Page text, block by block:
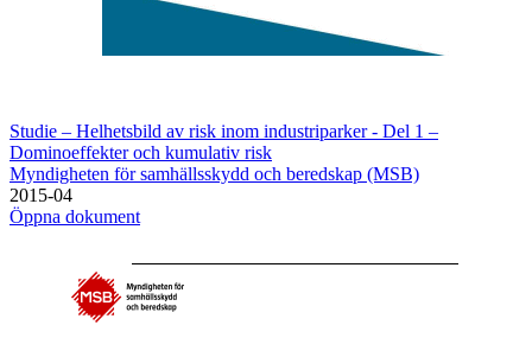
Studie – Helhetsbild av risk inom industriparker - Del 1 –
Dominoeffekter och kumulativ risk
Myndigheten för samhällsskydd och beredskap (MSB)
2015-04
Öppna dokument